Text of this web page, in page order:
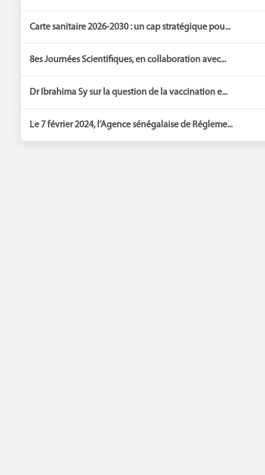
Carte sanitaire 2026-2030 : un cap stratégique pou...
8es Journées Scientifiques, en collaboration avec...
Dr Ibrahima Sy sur la question de la vaccination e...
Le 7 février 2024, l’Agence sénégalaise de Régleme...